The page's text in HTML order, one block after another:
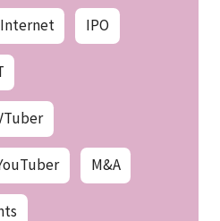
Internet IPO
M&A